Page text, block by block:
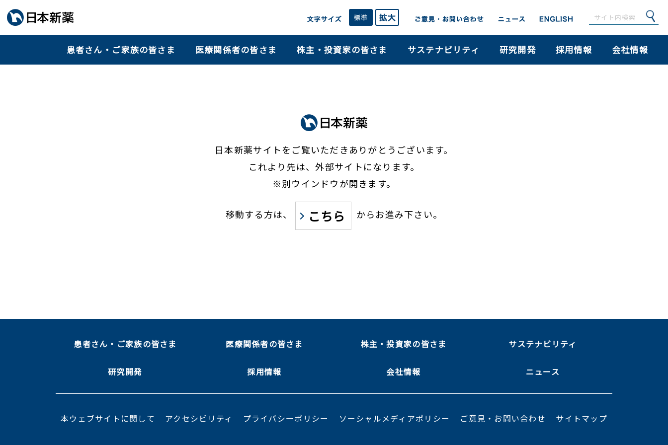
患者さん・ご家族の皆さま 医療関係者の皆さま 株主・投資家の皆さま サステナビリティ 研究開発 採用情報 会社情報
日本新薬サイトをご覧いただきありがとうございます。
これより先は、外部サイトになります。
※別ウインドウが開きます。
移動する方は、 こちら からお進み下さい。
患者さん・ご家族の皆さま 医療関係者の皆さま 株主・投資家の皆さま サステナビリティ
研究開発 採用情報 会社情報 ニュース
本ウェブサイトに関して アクセシビリティ プライバシーポリシー ソーシャルメディアポリシー ご意見・お問い合わせ サイトマップ